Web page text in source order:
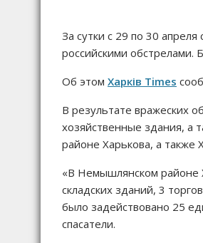
За сутки с 29 по 30
российскими обстрелами.
Об этом Харків Times
В результате вражеских
хозяйственные здания, а
районе Харькова, а также
«В Немышлянском районе
складских зданий, 3
было задействовано 25
спасатели.